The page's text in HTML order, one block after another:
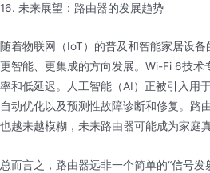
16. 未来展望：路由器的发展趋势
随着物联网（IoT）的普及和智能家居设
更智能、更集成的方向发展。Wi-Fi 6技术
率和低延迟。人工智能（AI）正被引入用
自动优化以及预测性故障诊断和修复。路
也越来越模糊，未来路由器可能成为家庭真
总而言之，路由器远非一个简单的“信号